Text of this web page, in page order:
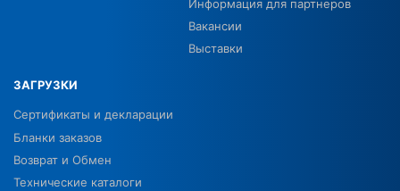
Информация для партнеров
Вакансии
Выставки
ЗАГРУЗКИ
Сертификаты и декларации
Бланки заказов
Возврат и Обмен
Технические каталоги